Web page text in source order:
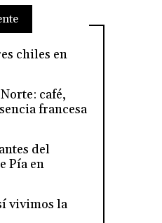
chiles en
café,
francesa
del
Pía en
vivimos la